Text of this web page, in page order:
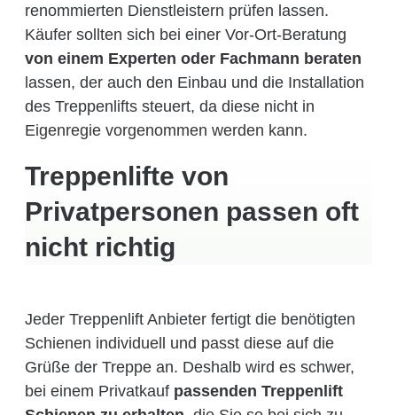
renommierten Dienstleistern prüfen lassen.
Käufer sollten sich bei einer Vor-Ort-Beratung
von einem Experten oder Fachmann beraten
lassen, der auch den Einbau und die Installation
des Treppenlifts steuert, da diese nicht in
Eigenregie vorgenommen werden kann.
Treppenlifte von
Privatpersonen passen oft
nicht richtig
Jeder Treppenlift Anbieter fertigt die benötigten
Schienen individuell und passt diese auf die
Grüße der Treppe an. Deshalb wird es schwer,
bei einem Privatkauf passenden Treppenlift